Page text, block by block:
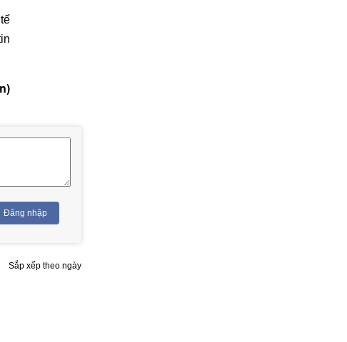
Đăng nhập
Sắp xếp theo ngày